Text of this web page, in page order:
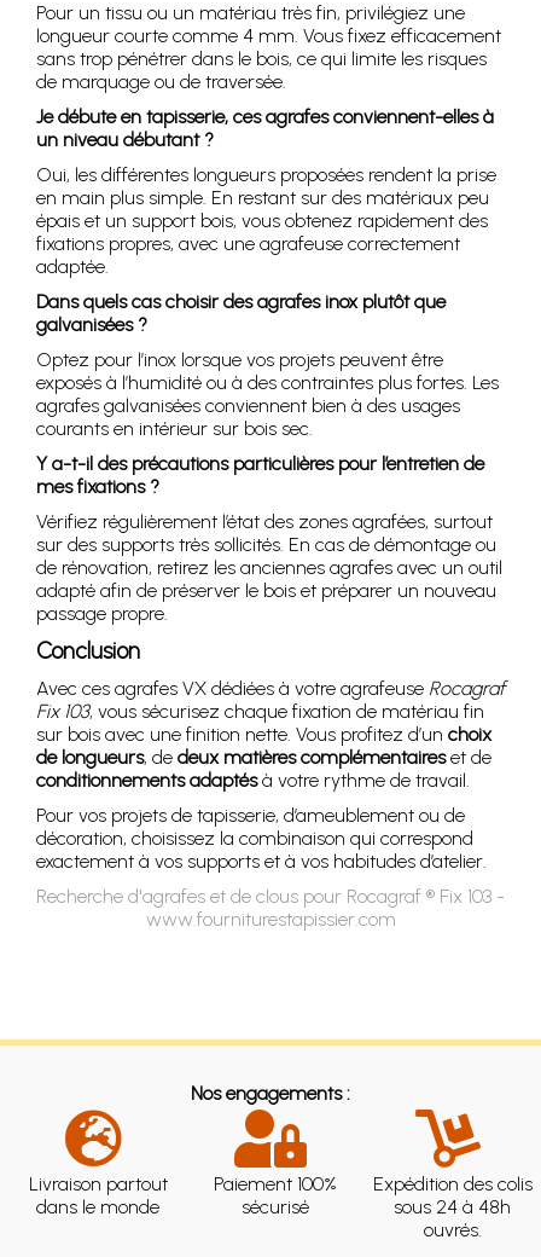
Pour un tissu ou un matériau très fin, privilégiez une
longueur courte comme 4 mm. Vous fixez efficacement
sans trop pénétrer dans le bois, ce qui limite les risques
de marquage ou de traversée.
Je débute en tapisserie, ces agrafes conviennent-elles à
un niveau débutant ?
Oui, les différentes longueurs proposées rendent la prise
en main plus simple. En restant sur des matériaux peu
épais et un support bois, vous obtenez rapidement des
fixations propres, avec une agrafeuse correctement
adaptée.
Dans quels cas choisir des agrafes inox plutôt que
galvanisées ?
Optez pour l’inox lorsque vos projets peuvent être
exposés à l’humidité ou à des contraintes plus fortes. Les
agrafes galvanisées conviennent bien à des usages
courants en intérieur sur bois sec.
Y a-t-il des précautions particulières pour l’entretien de
mes fixations ?
Vérifiez régulièrement l’état des zones agrafées, surtout
sur des supports très sollicités. En cas de démontage ou
de rénovation, retirez les anciennes agrafes avec un outil
adapté afin de préserver le bois et préparer un nouveau
passage propre.
Conclusion
Avec ces agrafes VX dédiées à votre agrafeuse Rocagraf
Fix 103, vous sécurisez chaque fixation de matériau fin
sur bois avec une finition nette. Vous profitez d’un choix
de longueurs, de deux matières complémentaireset de
conditionnements adaptésà votre rythme de travail.
Pour vos projets de tapisserie, d’ameublement ou de
décoration, choisissez la combinaison qui correspond
exactement à vos supports et à vos habitudes d’atelier.
Recherche d'agrafes et de clous pour Rocagraf ® Fix 103 -
www.fourniturestapissier.com
Nos engagements :
Livraison partout
dans le monde
Paiement 100%
sécurisé
Expédition des colis
sous 24 à 48h
ouvrés.